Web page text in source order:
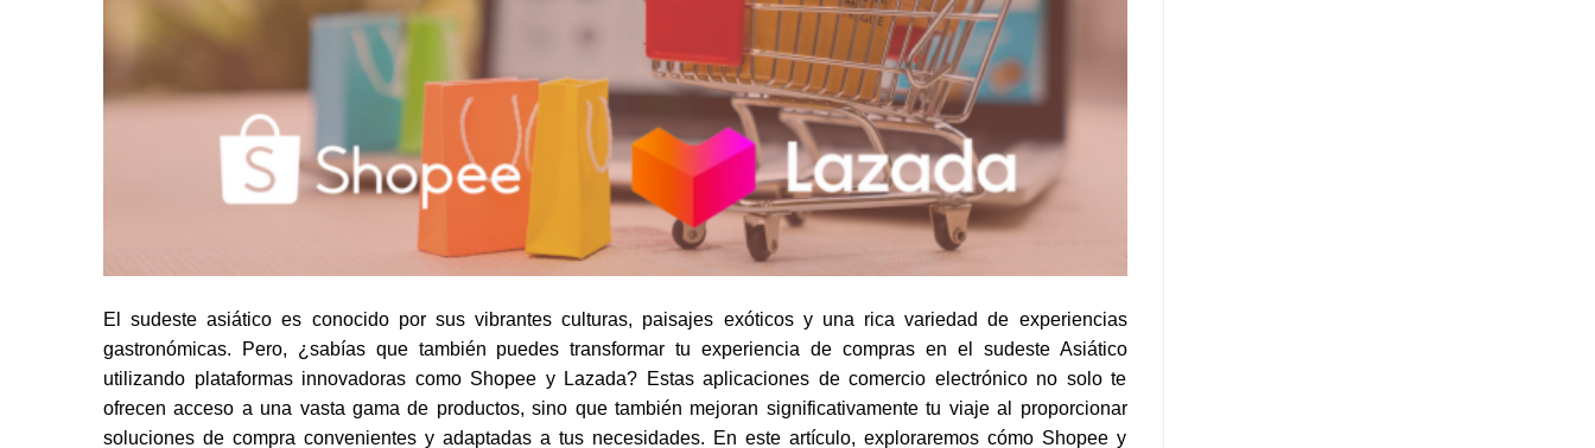
El sudeste asiático es conocido por sus vibrantes culturas, paisajes exóticos y una rica variedad de experiencias
gastronómicas. Pero, ¿sabías que también puedes transformar tu experiencia de compras en el sudeste Asiático
utilizando plataformas innovadoras como Shopee y Lazada? Estas aplicaciones de comercio electrónico no solo te
ofrecen acceso a una vasta gama de productos, sino que también mejoran significativamente tu viaje al proporcionar
soluciones de compra convenientes y adaptadas a tus necesidades. En este artículo, exploraremos cómo Shopee y